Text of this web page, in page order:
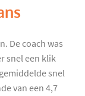
De coach was
snel een klik
snel
van een 4,7